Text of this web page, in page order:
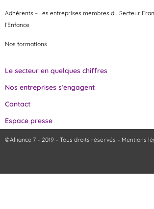
Adhérents – Les entreprises membres du Secteur
l’Enfance
Nos formations
Le secteur en quelques chiffres
Nos entreprises s’engagent
Contact
Espace presse
©Alliance 7 – 2019 – Tous droits réservés – Mentions